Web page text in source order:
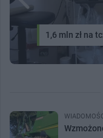
1,6 mln zł na